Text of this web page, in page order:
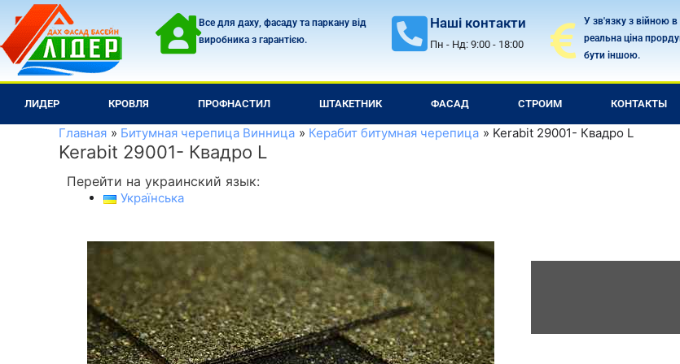
Перейти
содержимому
Все для даху, фасаду та паркану від
виробника з гарантією.
Наші контакти
Пн - Нд: 9:00 - 18:00
У зв'язку з війною в
реальна ціна
бути іншою.
ЛИДЕР КРОВЛЯ ПРОФНАСТИЛ ШТАКЕТНИК ФАСАД СТРОИМ КОНТАКТЫ
Главная Битумная черепица Винница Керабит битумная черепица Kerabit 29001- Квадро L
Kerabit 29001- Квадро L
Перейти на украинский язык:
Українська